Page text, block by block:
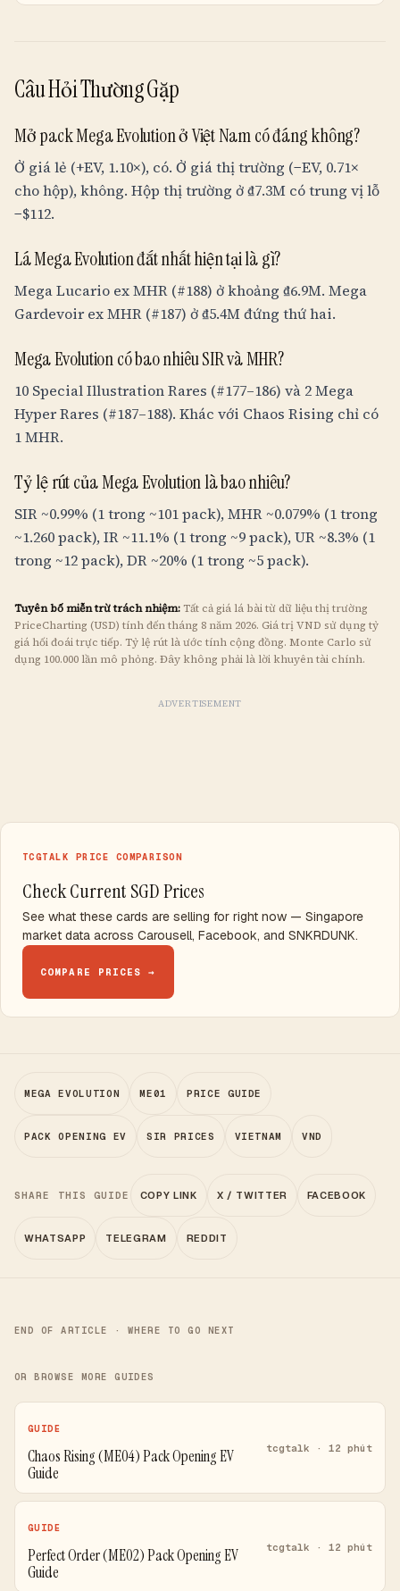
Câu Hỏi Thường Gặp
Mở pack Mega Evolution ở Việt Nam có đáng không?
Ở giá lẻ (+EV, 1.10×), có. Ở giá thị trường (−EV, 0.71×
cho hộp), không. Hộp thị trường ở₫7.3M có trung vị lỗ
−$112.
Lá Mega Evolution đắt nhất hiện tại là gì?
Mega Lucario ex MHR (#188) ở khoảng ₫6.9M. Mega
Gardevoir ex MHR (#187) ở₫5.4Mđứng thứ hai.
Mega Evolution có bao nhiêu SIR và MHR?
10 Special Illustration Rares (#177–186) và 2 Mega
Hyper Rares (#187–188). Khác với Chaos Rising chỉ có
1 MHR.
Tỷ lệ rút của Mega Evolution là bao nhiêu?
SIR ~0.99% (1 trong ~101 pack), MHR ~0.079% (1 trong
~1.260 pack), IR ~11.1% (1 trong ~9 pack), UR ~8.3% (1
trong ~12 pack), DR ~20% (1 trong ~5 pack).
Tuyên bố miễn trừ trách nhiệm: Tất cả giá lá bài từ dữ liệu thị trường
PriceCharting (USD) tính đến tháng 8 năm 2026. Giá trịVND sử dụng tỷ
giá hối đoái trực tiếp. Tỷ lệ rút là ước tính cộng đồng. Monte Carlo sử
dụng 100.000 lần mô phỏng. Đây không phải là lời khuyên tài chính.
ADVERTISEMENT
TCGTALK PRICE COMPARISON
Check Current SGD Prices
See what these cards are selling for right now — Singapore
market data across Carousell, Facebook, and SNKRDUNK.
COMPARE PRICES →
MEGA EVOLUTION ME01 PRICE GUIDE
PACK OPENING EV SIR PRICES VIETNAM VND
SHARE THIS GUIDE COPY LINK X / TWITTER FACEBOOK
WHATSAPP TELEGRAM REDDIT
END OF ARTICLE · WHERE TO GO NEXT
OR BROWSE MORE GUIDES
GUIDE
Chaos Rising (ME04) Pack Opening EV
Guide
tcgtalk · 12 phút
GUIDE
Perfect Order (ME02) Pack Opening EV
Guide
tcgtalk · 12 phút